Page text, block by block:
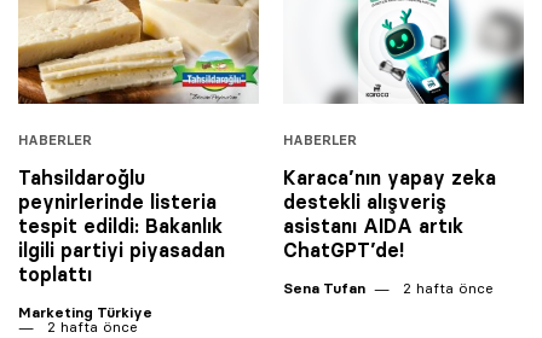
HABERLER
Tahsildaroğlu
peynirlerinde listeria
tespit edildi: Bakanlık
ilgili partiyi piyasadan
toplattı
Marketing Türkiye
2 hafta önce
HABERLER
Karaca’nın yapay zeka
destekli alışveriş
asistanı AIDA artık
ChatGPT’de!
Sena Tufan 2 hafta önce